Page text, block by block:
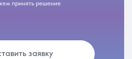
принять решение
заявку